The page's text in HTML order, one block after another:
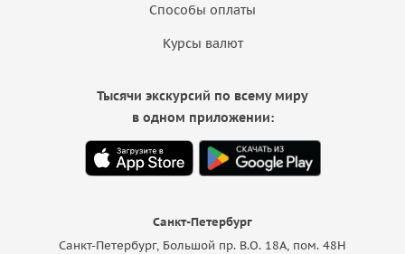
Способы оплаты
Курсы валют
Санкт-Петербург
Санкт-Петербург, Большой пр. В.О. 18A, пом. 48Н
Тысячи экскурсий по всему миру
в одном приложении: